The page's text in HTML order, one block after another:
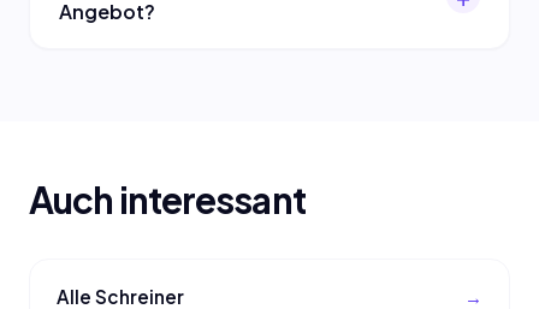
Angebot?
Auch interessant
Alle Schreiner